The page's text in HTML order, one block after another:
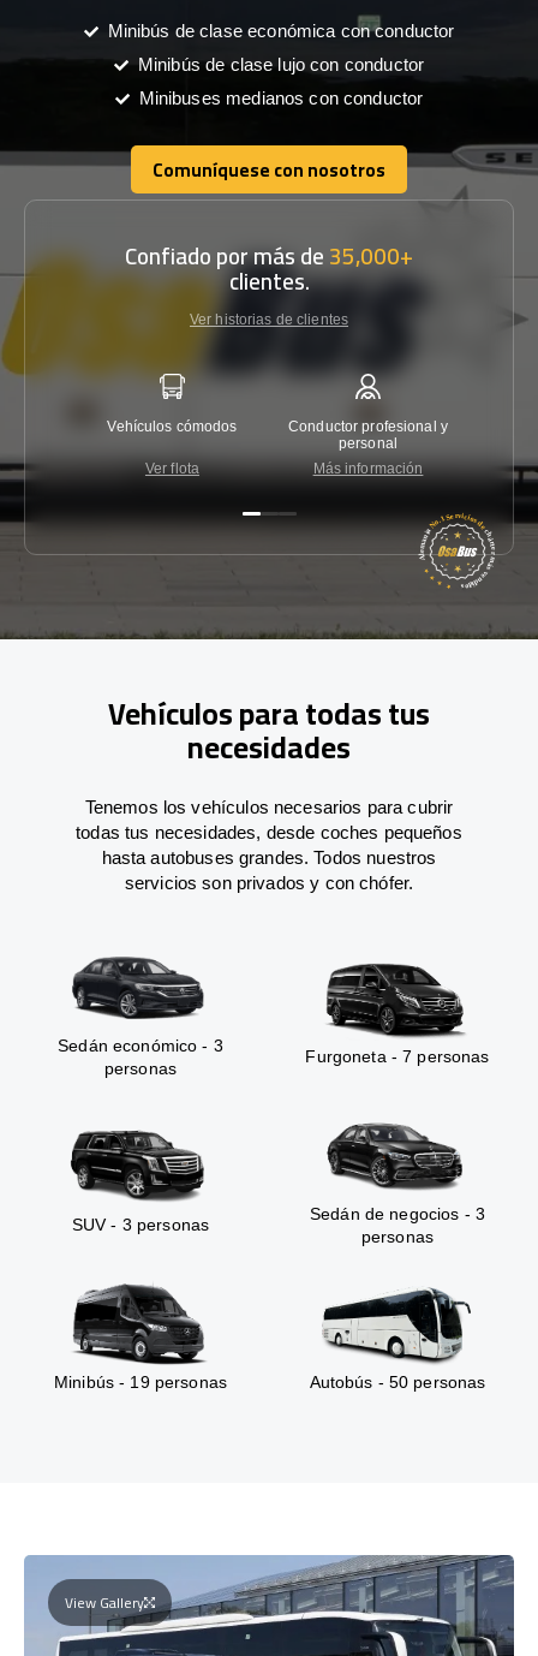
Minibús de clase económica con conductor
Minibús de clase lujo con conductor
Minibuses medianos con conductor
Comuníquese con nosotros
Comuníquese con nosotros
Confiado por más de35,000+
clientes.
Ver historias de clientes
Vehículos cómodos
Ver flota
Conductor profesional y
personal
Más información
Vehículos para todas tus
necesidades
Tenemos los vehículos necesarios para cubrir
todas tus necesidades, desde coches pequeños
hasta autobuses grandes. Todos nuestros
servicios son privados y con chófer.
Sedán económico - 3
personas
Furgoneta - 7 personas
SUV - 3 personas
Sedán de negocios - 3
personas
Minibús - 19 personas Autobús - 50 personas
View Gallery